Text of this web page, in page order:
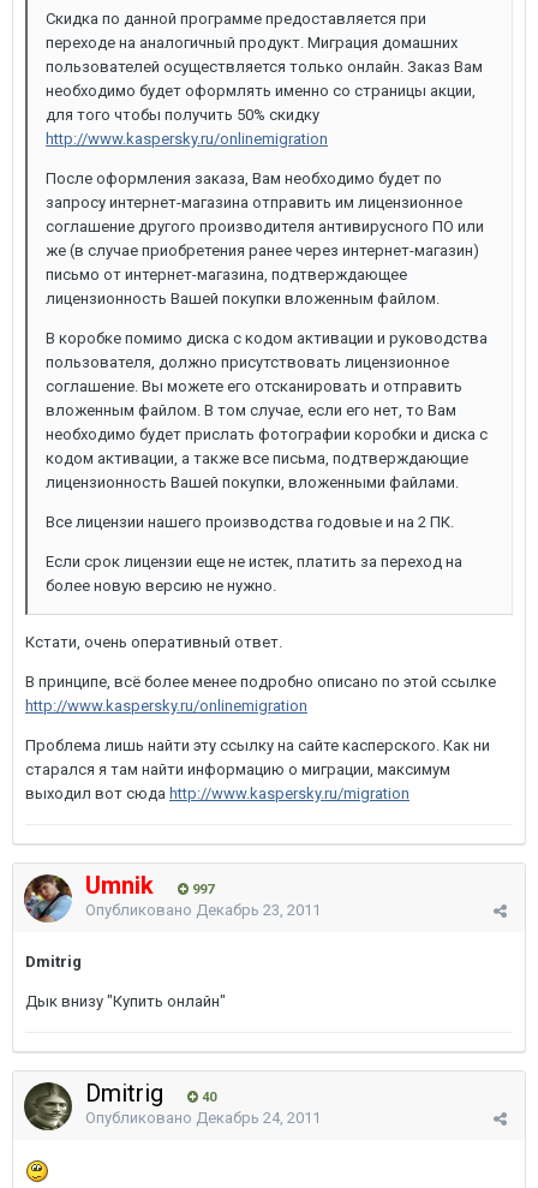
Скидка по данной программе предоставляется при
переходе на аналогичный продукт. Миграция домашних
пользователей осуществляется только онлайн. Заказ Вам
необходимо будет оформлять именно со страницы акции,
для того чтобы получить 50% скидку
http://www.kaspersky.ru/onlinemigration
После оформления заказа, Вам необходимо будет по
запросу интернет-магазина отправить им лицензионное
соглашение другого производителя антивирусного ПО или
же (в случае приобретения ранее через интернет-магазин)
письмо от интернет-магазина, подтверждающее
лицензионность Вашей покупки вложенным файлом.
В коробке помимо диска с кодом активации и руководства
пользователя, должно присутствовать лицензионное
соглашение. Вы можете его отсканировать и отправить
вложенным файлом. В том случае, если его нет, то Вам
необходимо будет прислать фотографии коробки и диска с
кодом активации, а также все письма, подтверждающие
лицензионность Вашей покупки, вложенными файлами.
Все лицензии нашего производства годовые и на 2 ПК.
Если срок лицензии еще не истек, платить за переход на
более новую версию не нужно.
Кстати, очень оперативный ответ.
В принципе, всё более менее подробно описано по этой ссылке
http://www.kaspersky.ru/onlinemigration
Проблема лишь найти эту ссылку на сайте касперского. Как ни
старался я там найти информацию о миграции, максимум
выходил вот сюда http://www.kaspersky.ru/migration
Umnik 997
Опубликовано Декабрь 23, 2011
Dmitrig
Дык внизу "Купить онлайн"
Dmitrig 40
Опубликовано Декабрь 24, 2011